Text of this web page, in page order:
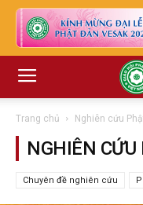
Trang chủ Nghiên cứu
NGHIÊN
Chuyên đề nghiên cứu